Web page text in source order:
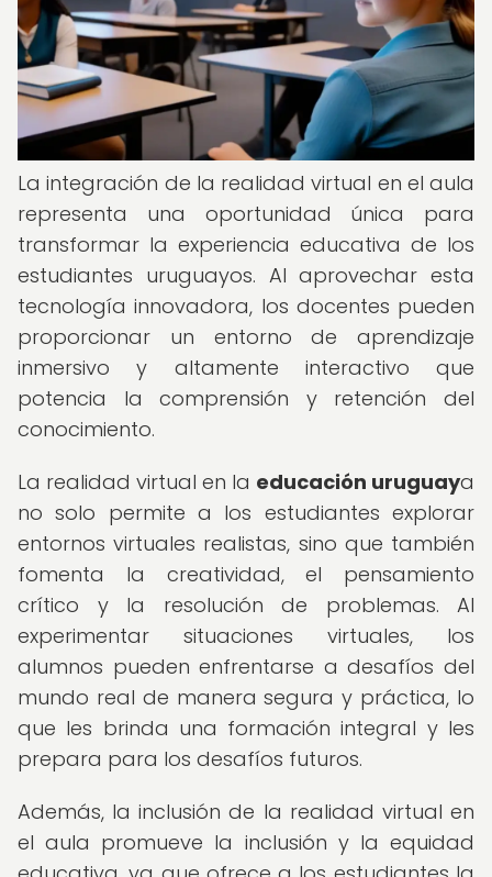
La integración de la realidad virtual en el aula
representa una oportunidad única para
transformar la experiencia educativa de los
estudiantes uruguayos. Al aprovechar esta
tecnología innovadora, los docentes pueden
proporcionar un entorno de aprendizaje
inmersivo y altamente interactivo que
potencia la comprensión y retención del
conocimiento.
La realidad virtual en la educación uruguaya
no solo permite a los estudiantes explorar
entornos virtuales realistas, sino que también
fomenta la creatividad, el pensamiento
crítico y la resolución de problemas. Al
experimentar situaciones virtuales, los
alumnos pueden enfrentarse a desafíos del
mundo real de manera segura y práctica, lo
que les brinda una formación integral y les
prepara para los desafíos futuros.
Además, la inclusión de la realidad virtual en
el aula promueve la inclusión y la equidad